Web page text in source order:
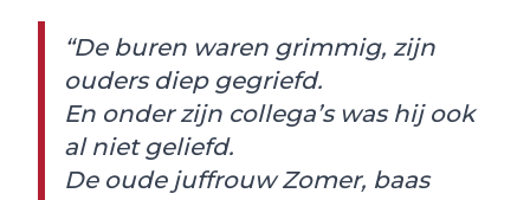
“De buren waren grimmig, zijn
ouders diep gegriefd.
En onder zijn collega’s was hij ook
al niet geliefd.
De oude juffrouw Zomer, baas